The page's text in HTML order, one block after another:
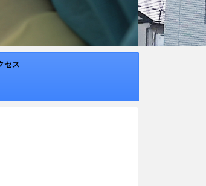
セス